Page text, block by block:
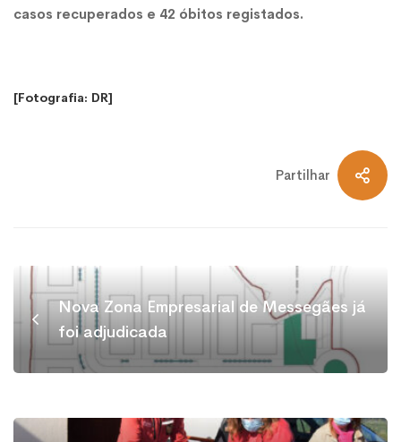
casos recuperados e 42 óbitos registados.
[Fotografia: DR]
Partilhar
Nova Zona Empresarial de Messegães já
foi adjudicada